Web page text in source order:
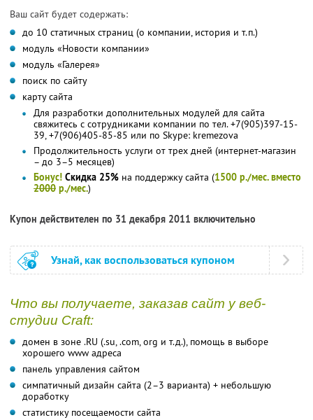
Ваш сайт будет содержать:
до 10 статичных страниц (о компании, история и т.п.)
модуль «Новости компании»
модуль «Галерея»
поиск по сайту
карту сайта
Для разработки дополнительных модулей для сайта
свяжитесь с сотрудниками компании по тел. +7(905)397-15-
39, +7(906)405-85-85 или по Skype: kremezova
Продолжительность услуги от трех дней (интернет-магазин
– до 3–5 месяцев)
Бонус! Скидка 25% на поддержку сайта (1500 р./мес. вместо
2000 р./мес.)
Купон действителен по 31 декабря 2011 включительно
Узнай, как воспользоваться купоном
Что вы получаете, заказав сайт у веб-
студии Craft:
домен в зоне .RU (.su, .com, org и т.д.), помощь в выборе
хорошего www адреса
панель управления сайтом
симпатичный дизайн сайта (2–3 варианта) + небольшую
доработку
статистику посещаемости сайта